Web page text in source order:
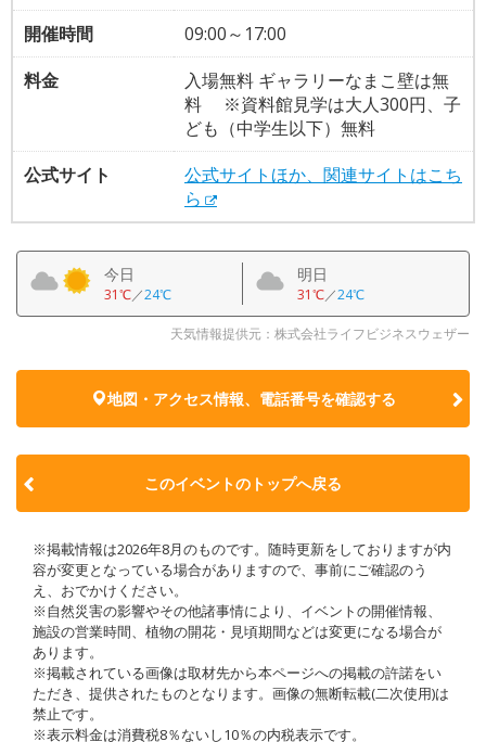
開催時間
09:00～17:00
料金
入場無料 ギャラリーなまこ壁は無
料 ※資料館見学は大人300円、子
ども（中学生以下）無料
公式サイト
公式サイトほか、関連サイトはこち
ら
今日
31℃／24℃
明日
31℃／24℃
天気情報提供元：株式会社ライフビジネスウェザー
地図・アクセス情報、電話番号を確認する
このイベントのトップへ戻る
※掲載情報は2026年8月のものです。随時更新をしておりますが内
容が変更となっている場合がありますので、事前にご確認のう
え、おでかけください。
※自然災害の影響やその他諸事情により、イベントの開催情報、
施設の営業時間、植物の開花・見頃期間などは変更になる場合が
あります。
※掲載されている画像は取材先から本ページへの掲載の許諾をい
ただき、提供されたものとなります。画像の無断転載(二次使用)は
禁止です。
※表示料金は消費税8％ないし10％の内税表示です。